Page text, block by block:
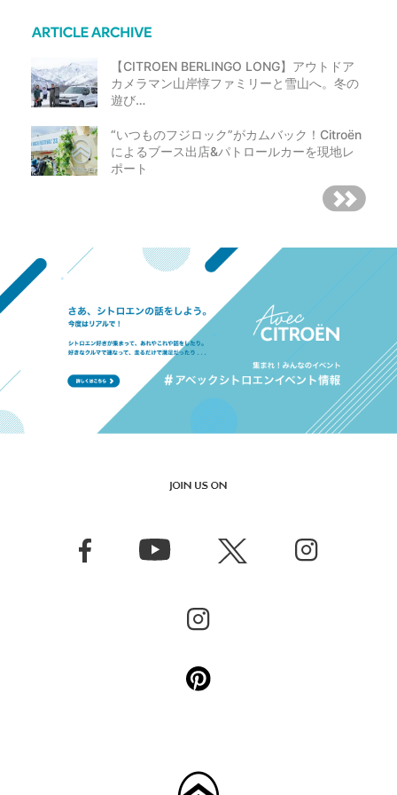
【CITROEN BERLINGO LONG】アウトドア
カメラマン山岸惇ファミリーと雪山へ。冬の
遊び…
“いつものフジロック”がカムバック！Citroën
によるブース出店&パトロールカーを現地レ
ポート